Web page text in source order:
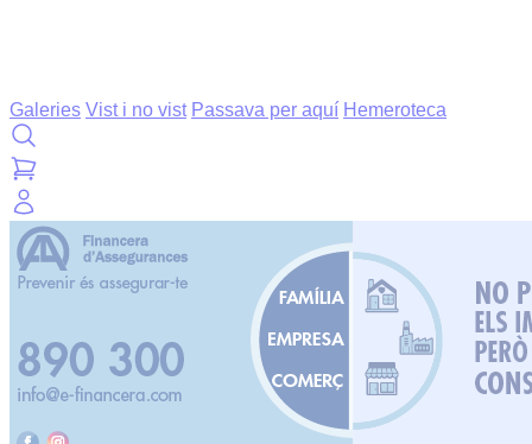
Galeries Vist i no vist Passava per aquí Hemeroteca